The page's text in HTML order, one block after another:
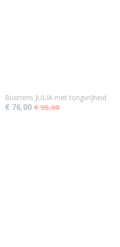
Bustrens JULIA met tongvrijheid
€ 76,00 € 95,00